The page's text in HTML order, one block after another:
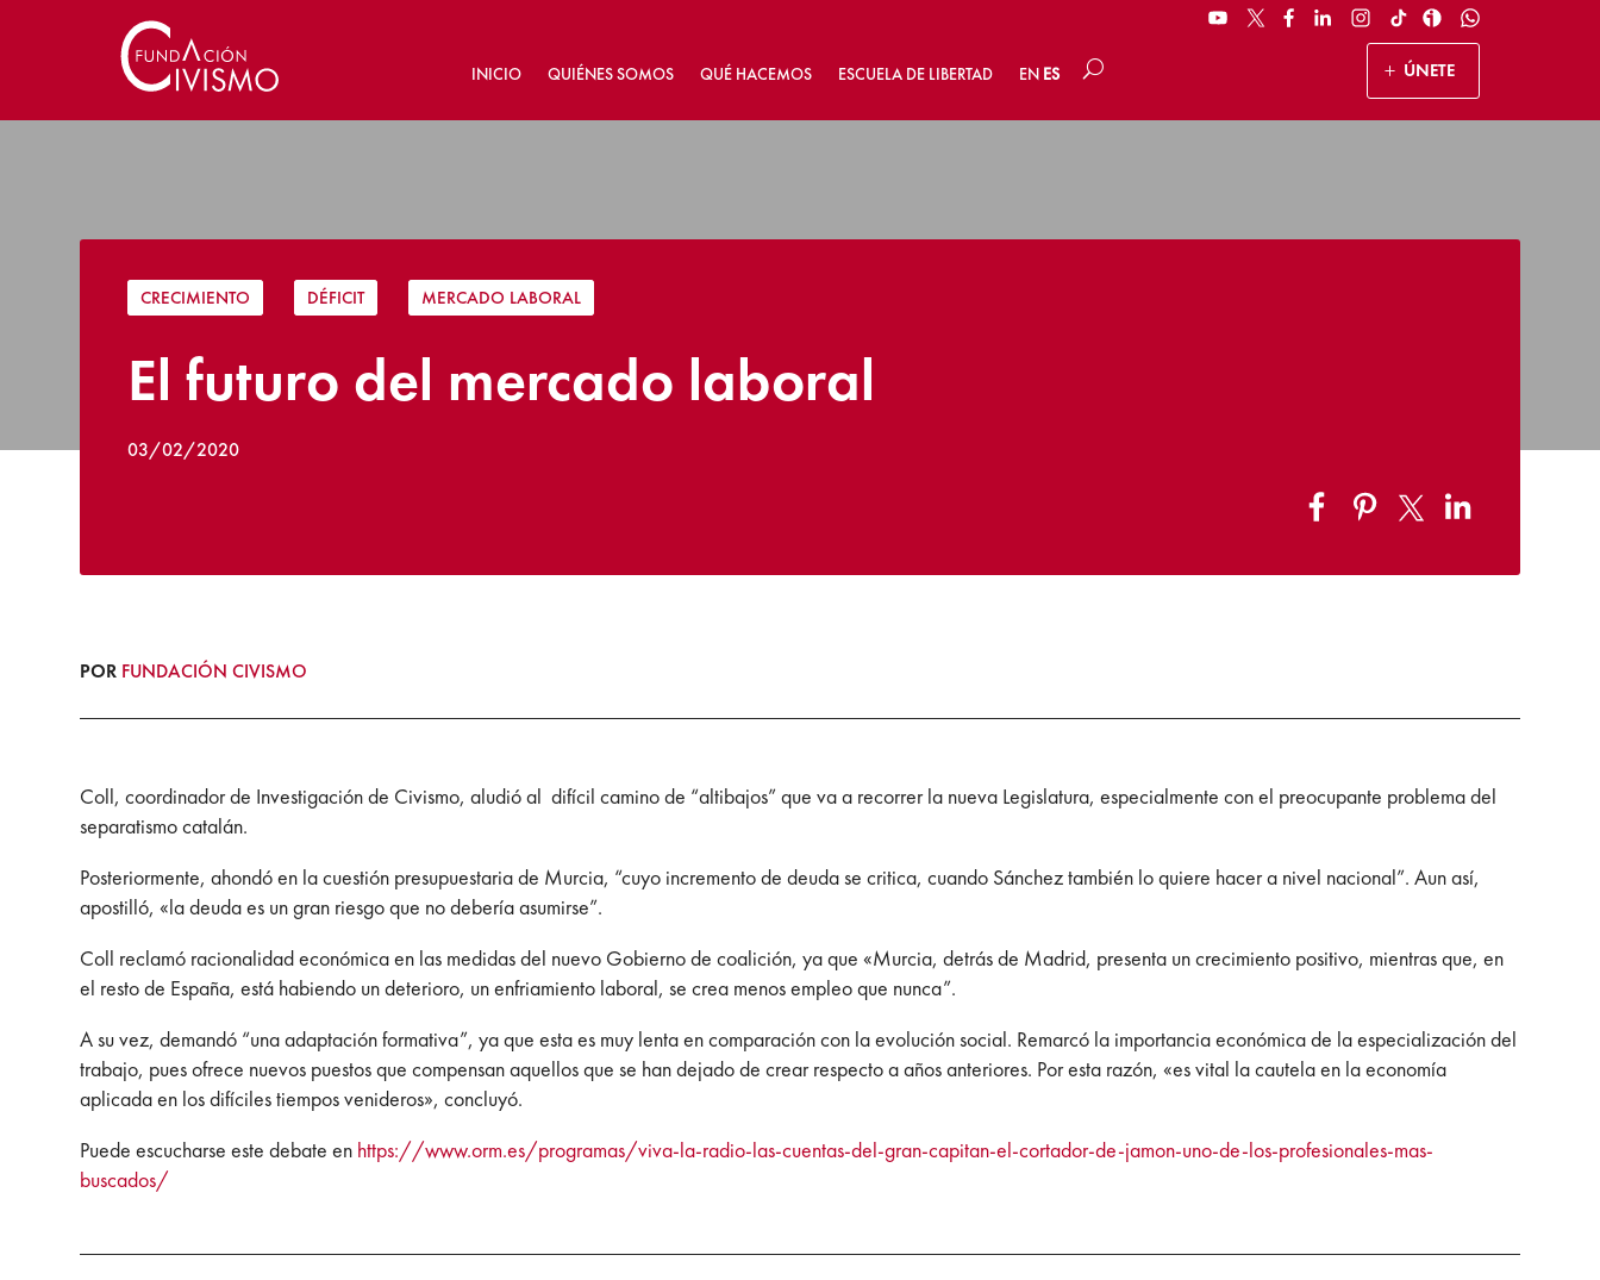
INICIO QUIÉNES SOMOS QUÉ HACEMOS ESCUELA DE LIBERTAD EN ES ÚNETE
CRECIMIENTO DÉFICIT MERCADO LABORAL
El futuro del mercado laboral
03/02/2020
POR FUNDACIÓN CIVISMO
Coll, coordinador de Investigación de Civismo, aludió al difícil camino de “altibajos” que va a recorrer la nueva Legislatura, especialmente con el preocupante problema del
separatismo catalán.
Posteriormente, ahondó en la cuestión presupuestaria de Murcia, “cuyo incremento de deuda se critica, cuando Sánchez también lo quiere hacer a nivel nacional”. Aun así,
apostilló, «la deuda es un gran riesgo que no debería asumirse”.
Coll reclamó racionalidad económica en las medidas del nuevo Gobierno de coalición, ya que «Murcia, detrás de Madrid, presenta un crecimiento positivo, mientras que, en
el resto de España, está habiendo un deterioro, un enfriamiento laboral, se crea menos empleo que nunca”.
A su vez, demandó “una adaptación formativa”, ya que esta es muy lenta en comparación con la evolución social. Remarcó la importancia económica de la especialización del
trabajo, pues ofrece nuevos puestos que compensan aquellos que se han dejado de crear respecto a años anteriores. Por esta razón, «es vital la cautela en la economía
aplicada en los difíciles tiempos venideros», concluyó.
Puede escucharse este debate en https://www.orm.es/programas/viva-la-radio-las-cuentas-del-gran-capitan-el-cortador-de-jamon-uno-de-los-profesionales-mas-
buscados/